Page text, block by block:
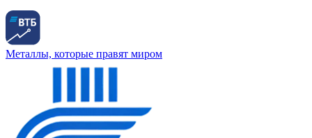
Металлы, которые правят миром